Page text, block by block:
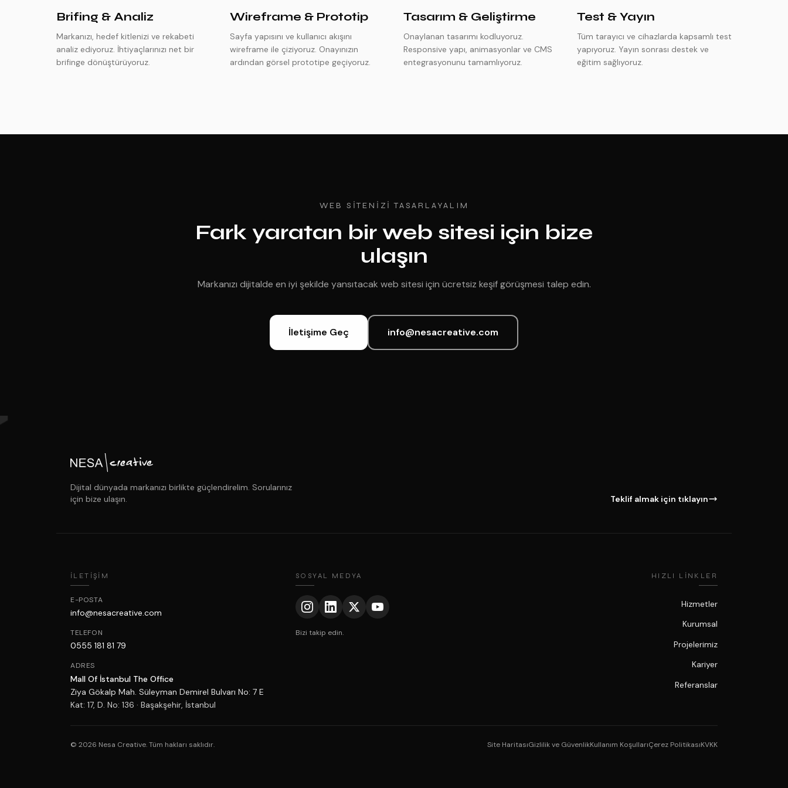
Brifing & Analiz
Markanızı, hedef kitlenizi ve rekabeti
analiz ediyoruz. İhtiyaçlarınızı net bir
brifinge dönüştürüyoruz.
Wireframe & Prototip
Sayfa yapısını ve kullanıcı akışını
wireframe ile çiziyoruz. Onayınızın
ardından görsel prototipe geçiyoruz.
Tasarım & Geliştirme
Onaylanan tasarımı kodluyoruz.
Responsive yapı, animasyonlar ve CMS
entegrasyonunu tamamlıyoruz.
Test & Yayın
Tüm tarayıcı ve cihazlarda kapsamlı test
yapıyoruz. Yayın sonrası destek ve
eğitim sağlıyoruz.
WEB SITENIZI TASARLAYALIM
Fark yaratan bir web sitesi için bize
ulaşın
Markanızı dijitalde en iyi şekilde yansıtacak web sitesi için ücretsiz keşif görüşmesi talep edin.
İletişime Geç info@nesacreative.com
Dijital dünyada markanızı birlikte güçlendirelim. Sorularınız
için bize ulaşın.
Teklif almak için tıklayın
İLETIŞIM
E-POSTA
info@nesacreative.com
TELEFON
0555 181 81 79
ADRES
Mall Of İstanbul The Office
Ziya Gökalp Mah. Süleyman Demirel Bulvarı No: 7 E
Kat: 17, D. No: 136 · Başakşehir, İstanbul
SOSYAL MEDYA
Bizi takip edin.
HIZLI LINKLER
Hizmetler
Kurumsal
Projelerimiz
Kariyer
Referanslar
© 2026 Nesa Creative. Tüm hakları saklıdır. Site HaritasıGizlilik ve GüvenlikKullanım KoşullarıÇerez PolitikasıKVKK